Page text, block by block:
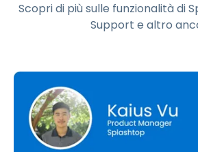
Scopri di più sulle funzionalità di
Support e altro